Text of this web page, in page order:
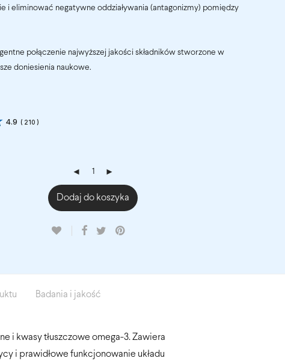
i eliminować negatywne oddziaływania (antagonizmy) pomiędzy
połączenie najwyższej jakości składników stworzone w
doniesienia naukowe.
4.9 ( 210 )
Dodaj do koszyka
Badania i jakość
i kwasy tłuszczowe omega-3. Zawiera
i prawidłowe funkcjonowanie układu